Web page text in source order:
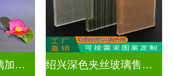
广元欧式夹丝玻璃加工店 绍兴深色夹丝玻璃售价多少